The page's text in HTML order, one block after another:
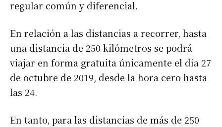
regular común y diferencial.
En relación a las distancias a recorrer, hasta
una distancia de 250 kilómetros se podrá
viajar en forma gratuita únicamente el día 27
de octubre de 2019, desde la hora cero hasta
las 24.
En tanto, para las distancias de más de 250